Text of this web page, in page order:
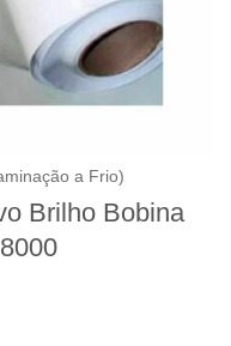
a Frio)
Brilho Bobina